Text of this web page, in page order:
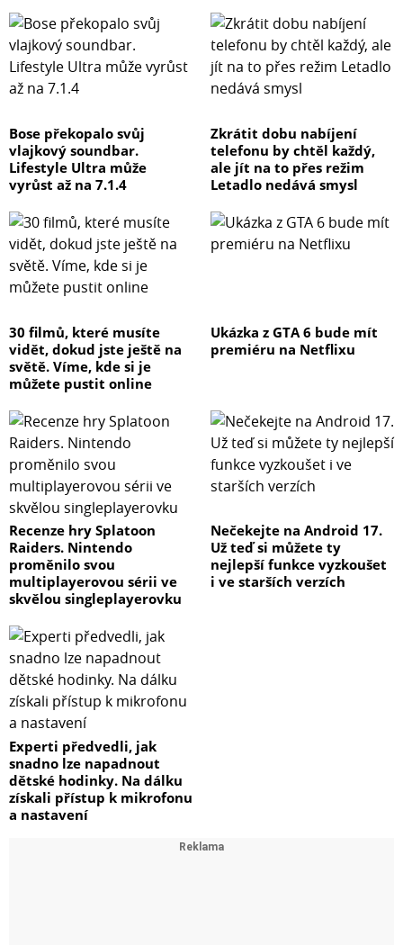
Bose překopalo svůj
vlajkový soundbar.
Lifestyle Ultra může
vyrůst až na 7.1.4
Zkrátit dobu nabíjení
telefonu by chtěl každý,
ale jít na to přes režim
Letadlo nedává smysl
30 filmů, které musíte
vidět, dokud jste ještě na
světě. Víme, kde si je
můžete pustit online
Ukázka z GTA 6 bude mít
premiéru na Netflixu
Recenze hry Splatoon
Raiders. Nintendo
proměnilo svou
multiplayerovou sérii ve
skvělou singleplayerovku
Nečekejte na Android 17.
Už teď si můžete ty
nejlepší funkce vyzkoušet
i ve starších verzích
Experti předvedli, jak
snadno lze napadnout
dětské hodinky. Na dálku
získali přístup k mikrofonu
a nastavení